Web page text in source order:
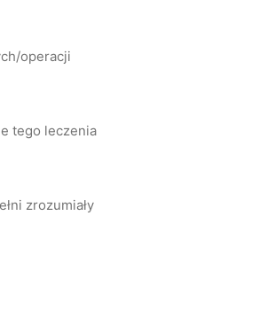
operacji
tego leczenia
zrozumiały